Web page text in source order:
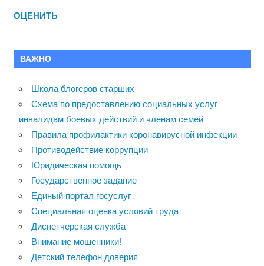
ОЦЕНИТЬ
ВАЖНО
Школа блогеров старших
Схема по предоставлению социальных услуг
инвалидам боевых действий и членам семей
Правила профилактики коронавирусной инфекции
Противодействие коррупции
Юридическая помощь
Государственное задание
Единый портал госуслуг
Специальная оценка условий труда
Диспетчерская служба
Внимание мошенники!
Детский телефон доверия